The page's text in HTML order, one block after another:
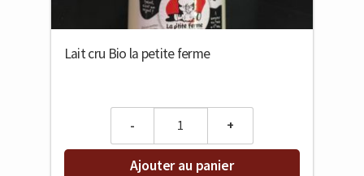
Lait cru Bio la petite ferme
Ajouter au panier